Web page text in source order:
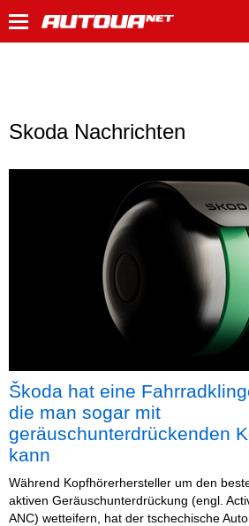
Skoda Nachrichten
Škoda hat eine
die man sogar mit
geräuschunterdrückenden
kann
Während Kopfhörerhersteller um den
aktiven Geräuschunterdrückung (engl.
ANC) wetteifern, hat der tschechische